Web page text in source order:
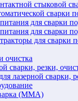
стыковой
сварки
для сварки
для сварки
для сварки
очистка
сварки, резки,
лазерной сварки,
(MMA)